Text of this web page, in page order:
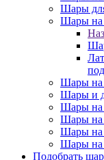
Шары
Шары на
Шары на
Шары и
Шары на
Шары на
Шары на
Шары на
Подобрать